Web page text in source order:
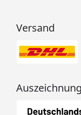
Versand